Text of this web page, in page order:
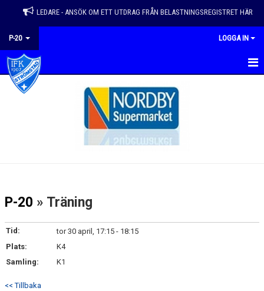
LEDARE - ANSÖK OM ETT UTDRAG FRÅN BELASTNINGSREGISTRET HÄR
P-20 LOGGA IN
HEM
KONTAKT
P-20 » Träning
Tid:
tor 30 april, 17:15 - 18:15
Plats:
K4
Samling:
K1
<< Tillbaka